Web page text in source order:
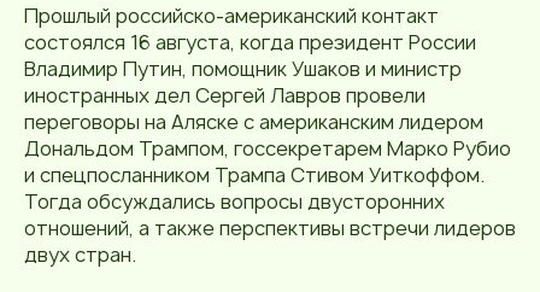
Прошлый российско-американский контакт
состоялся 16 августа, когда президент России
Владимир Путин, помощник Ушаков и министр
иностранных дел Сергей Лавров провели
переговоры на Аляске с американским лидером
Дональдом Трампом, госсекретарем Марко Рубио
и спецпосланником Трампа Стивом Уиткоффом.
Тогда обсуждались вопросы двусторонних
отношений, а также перспективы встречи лидеров
двух стран.